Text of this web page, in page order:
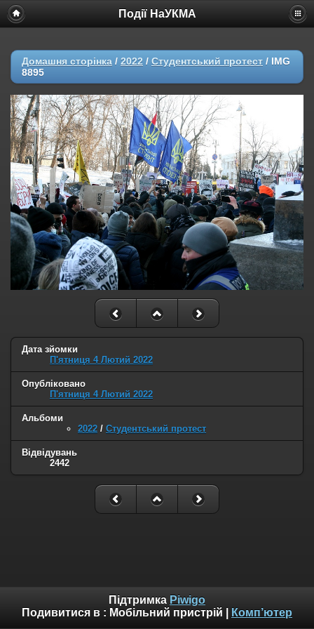
Події НаУКМА
Домашня сторінка / 2022 / Студентський протест / IMG
8895
Дата зйомки
П'ятниця 4 Лютий 2022
Опубліковано
П'ятниця 4 Лютий 2022
Альбоми
2022 / Студентський протест
Відвідувань
2442
Підтримка Piwigo
Подивитися в : Мобільний пристрій Комп’ютер